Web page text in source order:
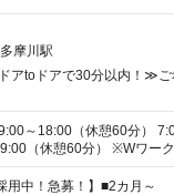
摩川駅
アtoドアで30分以内！≫ご
※Wワーク希望の方へ 今ご覧の
る勤務時間と、もう1つの
を超えなければOKです。
用中！急募！】■2カ月～